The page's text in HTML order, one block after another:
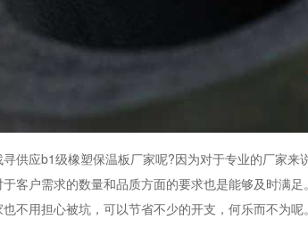
供应b1级橡塑保温板厂家呢?因为对于专业的厂家来
客户需求的数量和品质方面的要求也是能够及时满
不用担心被坑，可以节省不少的开支，何乐而不为呢。